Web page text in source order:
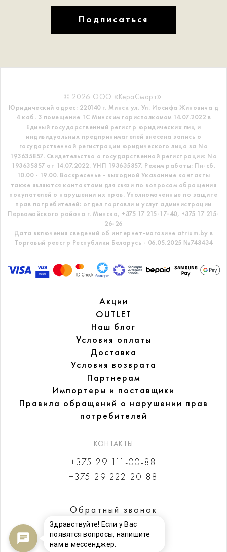
Подписаться
© 2026 ООО «КераСмарт».
Юридический адрес: 220140 г. Минск ул. Ул. Иосифа Жиновича д
4 каб. 3 помещение ТС Минским горисполкомом 14.07.2022 в
Единый государственный регистр юридических лиц и
индивидуальных предпринимателей внесена запись о
государственной регистрации юридического лица за No
193635857. Свидетельство о государственной регистрации: No
193635857 от 14.07.2022. УНП 193635857. Режим работы: Пн-сб.
10.00 - 19.00. Воскресенье - выходной Указанные контакты
также являются контактами для связи по вопросам обращения
покупателей о нарушении их прав. Уполномоченные по защите
прав потребителей: отдел торговли и услуг администрации
Первомайского района г. Минска, +375 17 215-17-40, +375 17 215-
26-26
Дата включения сведений об интернет-магазине atrium.by в
Торговый реестр Республики Беларусь - 06.05.2025 №748434
Акции
OUTLET
Наш блог
Условия оплаты
Доставка
Условия возврата
Партнерам
Импортеры и поставщики
Правила обращений о нарушении прав
потребителей
КОНТАКТЫ
+375 29 111-00-88
+375 29 222-20-88
Обратный звонок
Здравствуйте! Если у Вас
появятся вопросы, напишите
нам в мессенджер.